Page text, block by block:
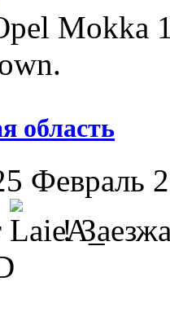
Mokka
область
Февраль
!